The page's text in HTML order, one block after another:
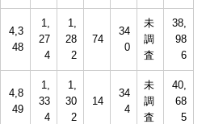
4,3
48
1,
27
4
1,
28
2
74
34
0
未
調
査
38,
98
6
4,8
49
1,
33
4
1,
30
2
14
34
4
未
調
査
40,
68
5